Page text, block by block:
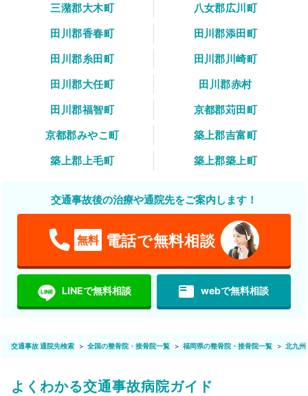
三潴郡大木町
八女郡広川町
田川郡香春町
田川郡添田町
田川郡糸田町
田川郡川崎町
田川郡大任町
田川郡赤村
田川郡福智町
京都郡苅田町
京都郡みやこ町
築上郡吉富町
築上郡上毛町
築上郡築上町
交通事故後の治療や通院先をご案内します！
無料 電話で無料相談
LINEで無料相談 featured_play_list webで無料相談
交通事故 通院先検索 全国の整骨院・接骨院一覧 福岡県の整骨院・接骨院一覧 北九州
よくわかる交通事故病院ガイド